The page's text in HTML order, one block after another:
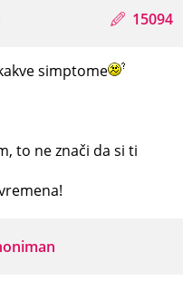
15094
simptome
to ne znači da si ti